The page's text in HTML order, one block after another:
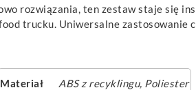
rozwiązania, ten zestaw staje się
trucku. Uniwersalne
Materiał ABS z recyklingu, Poliester